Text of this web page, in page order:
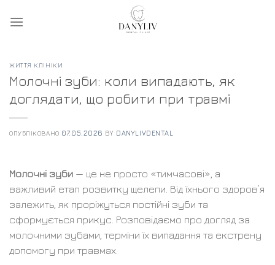
ЖИТТЯ КЛІНІКИ
Молочні зуби: коли випадають, як
доглядати, що робити при травмі
ОПУБЛІКОВАНО 07.05.2026 BY DANYLIVDENTAL
Молочні зуби — це не просто «тимчасові», а
важливий етап розвитку щелепи. Від їхнього здоров’я
залежить, як проріжуться постійні зуби та
сформується прикус. Розповідаємо про догляд за
молочними зубами, терміни їх випадання та екстрену
допомогу при травмах.